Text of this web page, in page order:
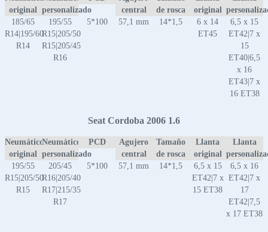
original
personalizado
central
de rosca
original
185/65
R14|195/60
R14
195/55
R15|205/50
R15|205/45
R16
5*100 57,1 mm 14*1,5
6 x 14
ET45
6,5 x 15
ET42|7 x
15
ET40|6,5
x 16
ET43|7 x
16 ET38
Seat Cordoba 2006 1.6
Neumático
original
Neumático
personalizado
PCD
Agujero
central
Tamaño
de rosca
Llanta
original
Llanta
195/55
R15|205/50
R15
205/45
R16|205/40
R17|215/35
R17
5*100 57,1 mm 14*1,5
6,5 x 15
ET42|7 x
15 ET38
6,5 x 16
ET42|7 x
17
ET42|7,5
x 17 ET38